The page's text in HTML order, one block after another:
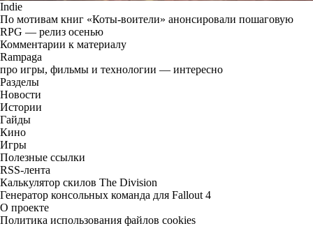
Indie
По мотивам книг «Коты-воители» анонсировали пошаговую
RPG — релиз осенью
Комментарии к материалу
Rampaga
про игры, фильмы и технологии — интересно
Разделы
Новости
Истории
Гайды
Кино
Игры
Полезные ссылки
RSS-лента
Калькулятор скилов The Division
Генератор консольных команда для Fallout 4
О проекте
Политика использования файлов cookies